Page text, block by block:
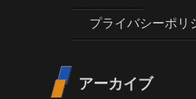
プライバシーポリ
アーカイブ